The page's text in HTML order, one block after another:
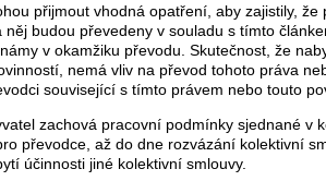
přijmout vhodná opatření, aby zajistily,
něj budou převedeny v souladu s tímto
v okamžiku převodu. Skutečnost, že
nemá vliv na převod tohoto práva
související s tímto právem nebo touto
zachová pracovní podmínky sjednané v
převodce, až do dne rozvázání kolektivní
účinnosti jiné kolektivní smlouvy.